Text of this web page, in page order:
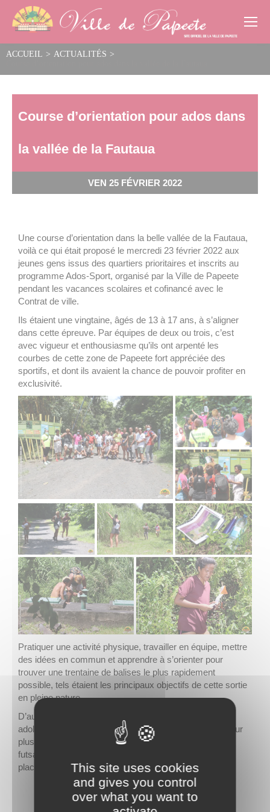
ACCUEIL > ACTUALITÉS >
Course d’orientation pour ados dans
la vallée de la Fautaua
VEN 25 FÉVRIER 2022
Une course d’orientation dans la belle vallée de la Fautaua,
voilà ce qui était proposé le mercredi 23 février 2022 aux
jeunes gens issus des quartiers prioritaires et inscrits au
programme Ados-Sport, organisé par la Ville de Papeete
pendant les vacances scolaires et cofinancé avec le
Contrat de ville.
Ils étaient une vingtaine, âgés de 13 à 17 ans, à s’aligner
dans cette épreuve. Par équipes de deux ou trois, c’est
avec vigueur et enthousiasme qu’ils ont arpenté les
courbes de cette zone de Papeete fort appréciée des
sportifs, et dont ils avaient la chance de pouvoir profiter en
exclusivité.
Pratiquer une activité physique, travailler en équipe, mettre
des idées en commun et apprendre à s’orienter pour
trouver une trentaine de balises le plus rapidement
possible, tels étaient les principaux objectifs de cette sortie
en pleine nature.
D’autres disciplines ont complété le programme de ces
adolescents durant cette semaine de vacances, pour leur
plus grand plaisir : boxe, va’a, beach soccer ou encore
futsal et football. Ados-Sport est un programme mis en
place par la Ville de Papeete depuis février 2021.
Cookies management panel
This site uses cookies
and gives you control
over what you want to